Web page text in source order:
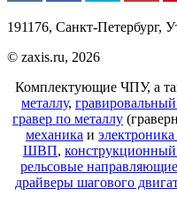
191176, Санкт-Петербург,
© zaxis.ru, 2026
Комплектующие ЧПУ, а
металлу,
гравер по металлу
механика и
ШВП,
рельсовые направляющие
драйверы шагового